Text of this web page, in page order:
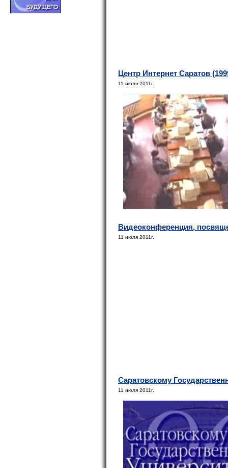
Центр Интернет Саратов
11 июля 2011г.
Видеоконференция,
11 июля 2011г.
Саратовскому
11 июля 2011г.